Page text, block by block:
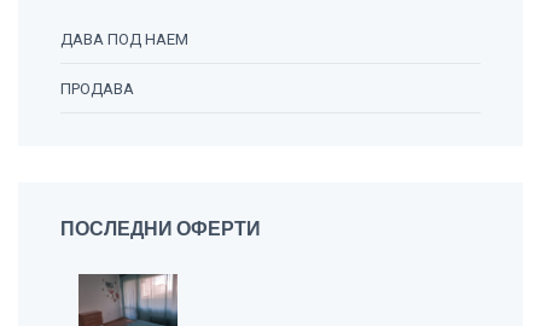
ДАВА ПОД НАЕМ
ПРОДАВА
ПОСЛЕДНИ ОФЕРТИ